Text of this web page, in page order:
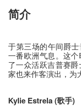
简介
于第三场的午间爵
一番欧洲气息。这
了一众活跃吉普赛
家也来作客演出，为
Kylie Estrela (歌手)